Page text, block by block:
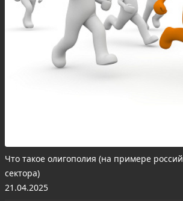
Что такое олигополия (на примере
сектора)
21.04.2025